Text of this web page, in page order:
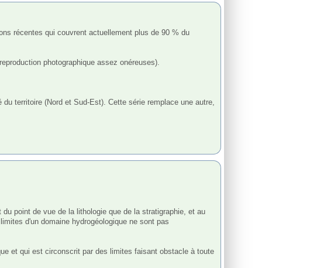
photographique assez onéreuses).
territoire (Nord et Sud-Est). Cette série remplace une autre,
point de vue de la lithologie que de la stratigraphie, et au
d'un domaine hydrogéologique ne sont pas
et qui est circonscrit par des limites faisant obstacle à toute